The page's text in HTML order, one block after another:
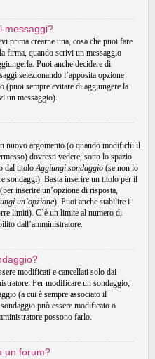
messaggi?
prima crearne una, cosa che puoi fare
firma, quando scrivi un messaggio
Puoi anche decidere di
selezionando l’apposita opzione
(puoi sempre evitare di aggiungere la
un messaggio).
nuovo argomento (o quando modifichi il
dovresti vedere, sotto lo spazio
dal titoloAggiungi sondaggio (se non lo
sondaggi). Basta inserire un titolo per il
inserire un’opzione di risposta,
un’opzione). Puoi anche stabilire i
limiti). C’è un limite al numero di
dall’amministratore.
modificati e cancellati solo dai
Per modificare un sondaggio,
(a cui è sempre associato il
può essere modificato o
possono farlo.
un forum?